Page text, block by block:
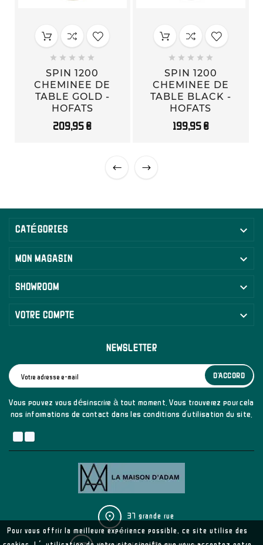
Pour vous offrir la meilleure expérience possible, ce site utilise des
    
SPIN 1200
CHEMINEE DE
TABLE GOLD -
HOFATS
209,95 €
    
SPIN 1200
CHEMINEE DE
TABLE BLACK -
HOFATS
199,95 €
CATÉGORIES 
MON MAGASIN 
SHOWROOM 
VOTRE COMPTE 
NEWSLETTER
D'ACCORD
Vous pouvez vous désinscrire à tout moment. Vous trouverez pour cela
nos informations de contact dans les conditions d'utilisation du site.
37 grande rue